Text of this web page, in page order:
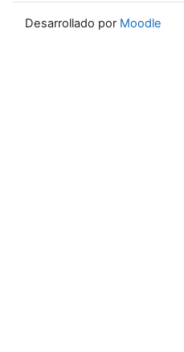
Desarrollado por Moodle